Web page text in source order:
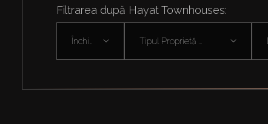
Filtrarea după Hayat Townhouses:
Tipul Proprietă ...